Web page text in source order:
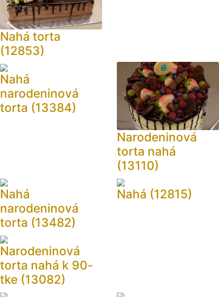
Nahá torta
(12853)
Nahá
narodeninová
torta (13384)
Narodeninová
torta nahá
(13110)
Nahá
narodeninová
torta (13482)
Nahá (12815)
Narodeninová
torta nahá k 90-
tke (13082)